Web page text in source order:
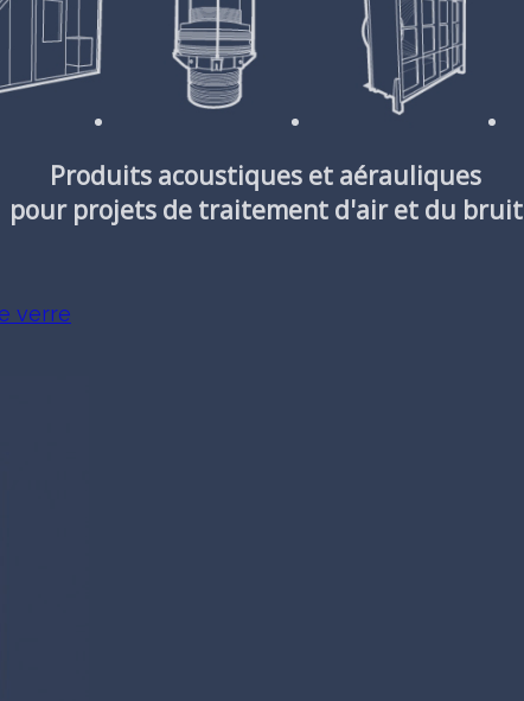
Produits acoustiques et aérauliques
pour projets de traitement d'air et du bruit
verre